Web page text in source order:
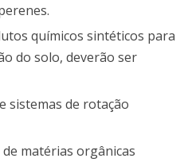
químicos sintéticos para
do solo, deverão ser
sistemas de rotação
matérias orgânicas